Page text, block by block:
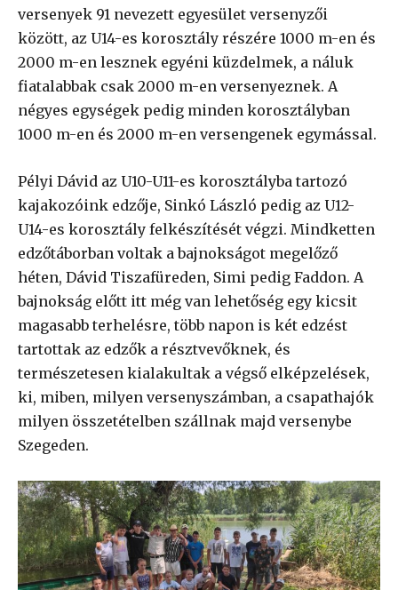
versenyek 91 nevezett egyesület versenyzői
között, az U14-es korosztály részére 1000 m-en és
2000 m-en lesznek egyéni küzdelmek, a náluk
fiatalabbak csak 2000 m-en versenyeznek. A
négyes egységek pedig minden korosztályban
1000 m-en és 2000 m-en versengenek egymással.
Pélyi Dávid az U10-U11-es korosztályba tartozó
kajakozóink edzője, Sinkó László pedig az U12-
U14-es korosztály felkészítését végzi. Mindketten
edzőtáborban voltak a bajnokságot megelőző
héten, Dávid Tiszafüreden, Simi pedig Faddon. A
bajnokság előtt itt még van lehetőség egy kicsit
magasabb terhelésre, több napon is két edzést
tartottak az edzők a résztvevőknek, és
természetesen kialakultak a végső elképzelések,
ki, miben, milyen versenyszámban, a csapathajók
milyen összetételben szállnak majd versenybe
Szegeden.